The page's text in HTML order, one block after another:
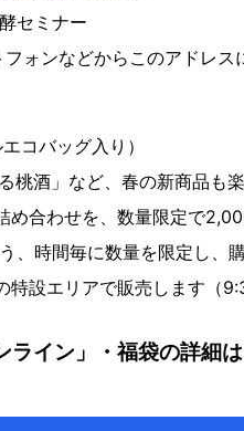
セミナー
どからこのアドレスに
コバッグ入り）
桃酒」など、春の新商品も
合わせを、数量限定で
、時間毎に数量を限定し、
設エリアで販売します（
イン」・福袋の詳細